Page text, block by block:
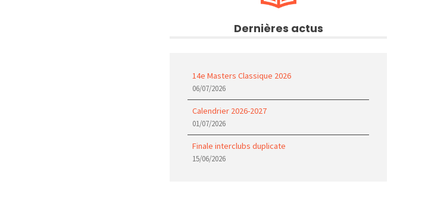
Dernières actus
14e Masters Classique 2026
06/07/2026
Calendrier 2026-2027
01/07/2026
Finale interclubs duplicate
15/06/2026